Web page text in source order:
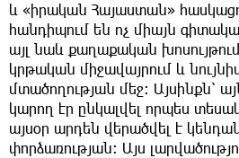
և «իրական Հայաստան»
հանդիպում են ոչ միայն
այլ նաև քաղաքական
կրթական միջավայրում և
մտածողության մեջ։ Այսինքն՝
կարող էր ընկալվել որպես
այսօր արդեն վերածվել է
փորձառության։ Այս